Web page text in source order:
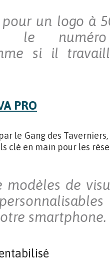
pour un logo à
le
si il
PRO
le Gang des
clé en main pour les
modèles de
smartphone.